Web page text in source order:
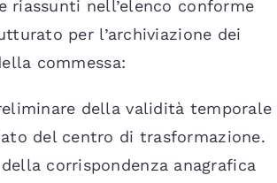
riassunti nell’elenco conforme
per l’archiviazione dei
commessa:
della validità temporale
del centro di trasformazione.
corrispondenza anagrafica